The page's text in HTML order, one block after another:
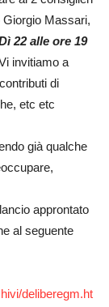
Massari,
22 alle ore 19
invitiamo a
di
etc etc
già qualche
approntato
al seguente
deliberegm.ht